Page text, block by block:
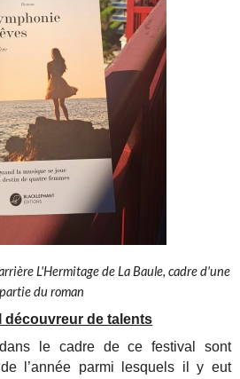
L'Hermitage de La Baule, cadre d'une
partie du roman
découvreur de talents
le cadre de ce festival sont
l’année parmi lesquels il y eut